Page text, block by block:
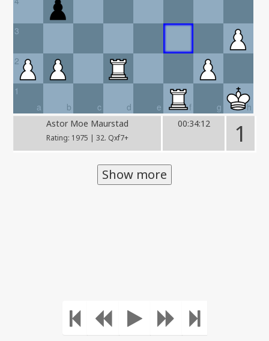
3
2
a
1
b
c d e f g h
Astor Moe Maurstad
Rating: 1975 | 32. Qxf7+
00:34:12 1
Show more